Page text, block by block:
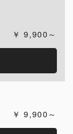
9,900～
9,900～